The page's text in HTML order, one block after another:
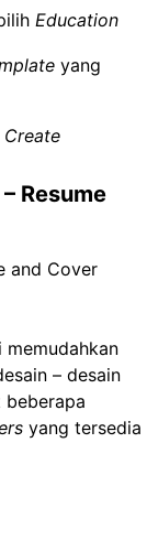
Education
yang
Create
Resume
memudahkan
– desain
beberapa
yang tersedia